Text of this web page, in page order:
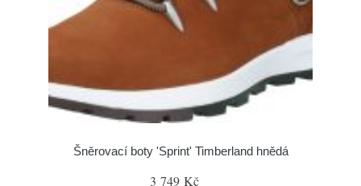
Šněrovací boty 'Sprint' Timberland hnědá
3 749 Kč